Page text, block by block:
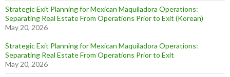
Strategic Exit Planning for Mexican Maquiladora Operations:
Separating Real Estate From Operations Prior to Exit (Korean)
May 20, 2026
Strategic Exit Planning for Mexican Maquiladora Operations:
Separating Real Estate From Operations Prior to Exit
May 20, 2026